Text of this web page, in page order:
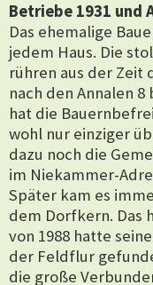
Betriebe 1931 und
Das ehemalige
jedem Haus. Die
rühren aus der Zeit
nach den Annalen
hat die
wohl nur einziger
dazu noch die
im Niekammer-
Später kam es
dem Dorfkern. Das
von 1988 hatte
der Feldflur
die große